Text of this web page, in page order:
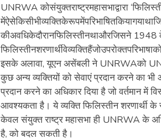
UNRWA कोसंयुक्तराष्ट्रमहासभाद्वारा
कीअवधिकेदौरानफिलिस्तीनथाऔरजिसने 1948
इसके अलावा, यूएन असेंबली ने UNRWAको
कुछ अन्य व्यक्तियों को सेवाएं प्रदान करने का
प्रदान करने का अधिकार दिया है जो वर्तमान
आवश्यकता है। ये व्यक्ति फिलिस्तीन शरणार्थी
केवल संयुक्त राष्ट्र महासभा ही UNRWA के
है, को बदल सकती है।